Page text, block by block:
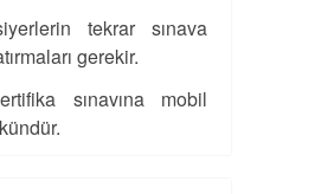
tekrar sınava
gerekir.
sınavına mobil